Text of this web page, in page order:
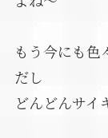
もう今にも色
だし
どんどんサ